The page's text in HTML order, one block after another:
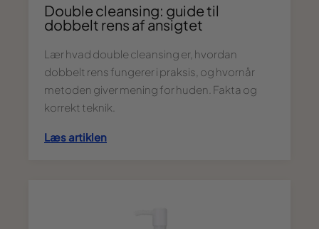
Double cleansing: guide til
dobbelt rens af ansigtet
Lær hvad double cleansing er, hvordan
dobbelt rens fungerer i praksis, og hvornår
metoden giver mening for huden. Fakta og
korrekt teknik.
Læs artiklen